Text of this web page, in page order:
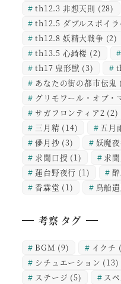
th12.3 非想天則 (28)
th12.5 ダブルスポイラ
th12.8 妖精大戦争 (2)
th13.5 心綺楼 (2)
th17 鬼形獣 (3)
あなたの街の都市伝鬼
グリモワール・オブ・
サガフロンティア2 (2)
三月精 (14) 五月
儚月抄 (3) 妖魔
求聞口授 (1) 求
蓮台野夜行 (1)
香霖堂 (1) 鳥船
考察 タグ
BGM (9) イクチ
シチュエーション (13)
ステージ (5) ス